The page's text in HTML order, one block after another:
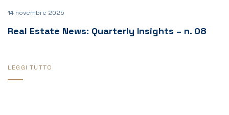
14 novembre 2025
Real Estate News: Quarterly Insights – n. 08
LEGGI TUTTO